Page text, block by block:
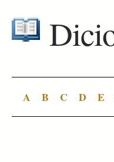
A B C D E